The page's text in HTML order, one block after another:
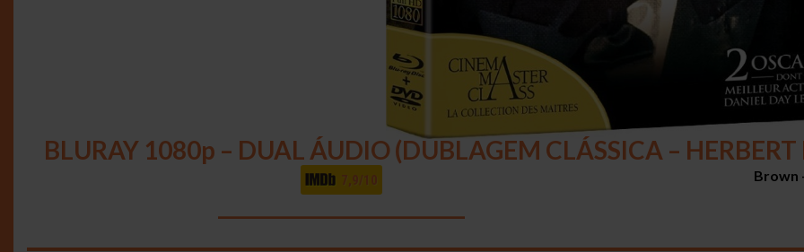
BLURAY 1080p – DUAL ÁUDIO (DUBLAGEM CLÁSSICA – HERBERT
Brown